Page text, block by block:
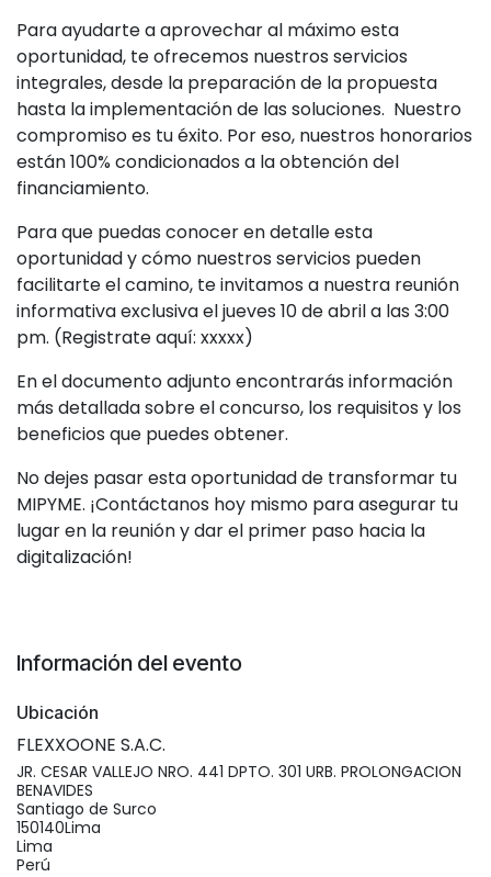
Para ayudarte a aprovechar al máximo esta
oportunidad, te ofrecemos nuestros servicios
integrales, desde la preparación de la propuesta
hasta la implementación de las soluciones. Nuestro
compromiso es tu éxito. Por eso, nuestros honorarios
están 100% condicionados a la obtención del
financiamiento.
Para que puedas conocer en detalle esta
oportunidad y cómo nuestros servicios pueden
facilitarte el camino, te invitamos a nuestra reunión
informativa exclusiva el jueves 10 de abril a las 3:00
pm. (Registrate aquí: xxxxx)
En el documento adjunto encontrarás información
más detallada sobre el concurso, los requisitos y los
beneficios que puedes obtener.
No dejes pasar esta oportunidad de transformar tu
MIPYME. ¡Contáctanos hoy mismo para asegurar tu
lugar en la reunión y dar el primer paso hacia la
digitalización!
Información del evento
Ubicación
FLEXXOONE S.A.C.
JR. CESAR VALLEJO NRO. 441 DPTO. 301 URB. PROLONGACION
BENAVIDES
Santiago de Surco
150140Lima
Lima
Perú